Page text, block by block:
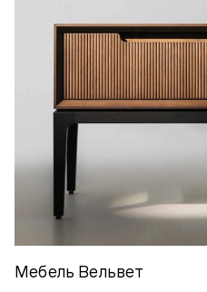
Мебель Вельвет